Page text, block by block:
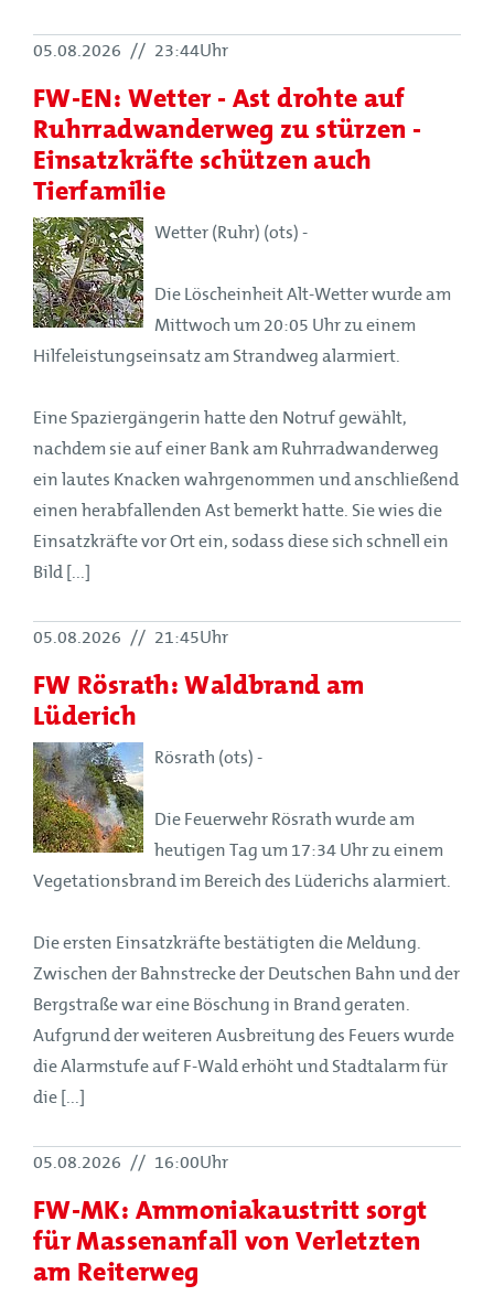
05.08.2026 // 23:44Uhr
FW-EN: Wetter - Ast drohte auf
Ruhrradwanderweg zu stürzen -
Einsatzkräfte schützen auch
Tierfamilie
Wetter (Ruhr) (ots) -
Die Löscheinheit Alt-Wetter wurde am
Mittwoch um 20:05 Uhr zu einem
Hilfeleistungseinsatz am Strandweg alarmiert.
Eine Spaziergängerin hatte den Notruf gewählt,
nachdem sie auf einer Bank am Ruhrradwanderweg
ein lautes Knacken wahrgenommen und anschließend
einen herabfallenden Ast bemerkt hatte. Sie wies die
Einsatzkräfte vor Ort ein, sodass diese sich schnell ein
Bild [...]
05.08.2026 // 21:45Uhr
FW Rösrath: Waldbrand am
Lüderich
Rösrath (ots) -
Die Feuerwehr Rösrath wurde am
heutigen Tag um 17:34 Uhr zu einem
Vegetationsbrand im Bereich des Lüderichs alarmiert.
Die ersten Einsatzkräfte bestätigten die Meldung.
Zwischen der Bahnstrecke der Deutschen Bahn und der
Bergstraße war eine Böschung in Brand geraten.
Aufgrund der weiteren Ausbreitung des Feuers wurde
die Alarmstufe auf F-Wald erhöht und Stadtalarm für
die [...]
05.08.2026 // 16:00Uhr
FW-MK: Ammoniakaustritt sorgt
für Massenanfall von Verletzten
am Reiterweg